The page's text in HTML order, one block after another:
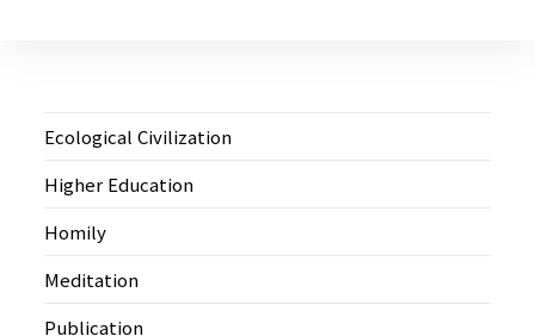
Ecological Civilization
Higher Education
Homily
Meditation
Publication